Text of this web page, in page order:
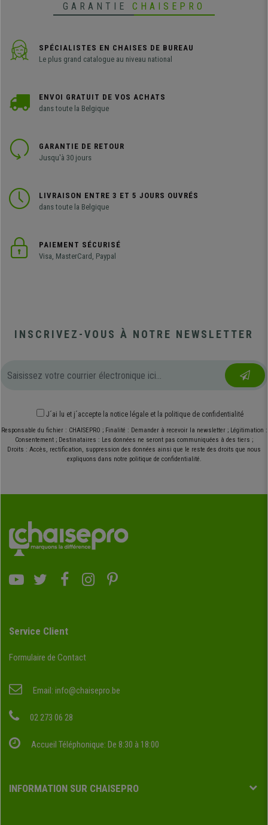
GARANTIE CHAISEPRO
SPÉCIALISTES EN CHAISES DE BUREAU
Le plus grand catalogue au niveau national
ENVOI GRATUIT DE VOS ACHATS
dans toute la Belgique
GARANTIE DE RETOUR
Jusqu'à 30 jours
LIVRAISON ENTRE 3 ET 5 JOURS OUVRÉS
dans toute la Belgique
PAIEMENT SÉCURISÉ
Visa, MasterCard, Paypal
INSCRIVEZ-VOUS À NOTRE NEWSLETTER
J´ai lu et j´accepte la notice légale et la politique de confidentialité
Responsable du fichier : CHAISEPRO ; Finalité : Demander à recevoir la newsletter ; Légitimation :
Consentement ; Destinataires : Les données ne seront pas communiquées à des tiers ;
Droits : Accès, rectification, suppression des données ainsi que le reste des droits que nous
expliquons dans notre politique de confidentialité.
Service Client
Formulaire de Contact
Email: info@chaisepro.be
02 273 06 28
Accueil Téléphonique: De 8:30 à 18:00
INFORMATION SUR CHAISEPRO